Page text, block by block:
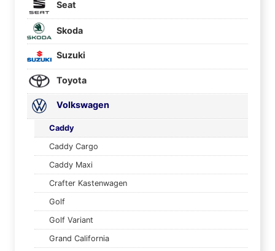
Seat
Skoda
Suzuki
Toyota
Volkswagen
Caddy
Caddy Cargo
Caddy Maxi
Crafter Kastenwagen
Golf
Golf Variant
Grand California